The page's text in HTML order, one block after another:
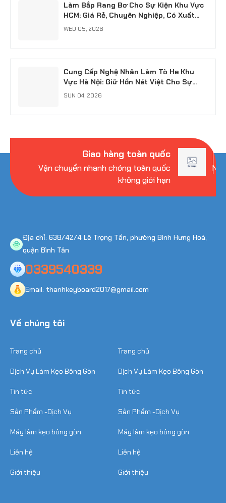
Làm Bắp Rang Bơ Cho Sự Kiện Khu Vực
HCM: Giá Rẻ, Chuyên Nghiệp, Có Xuất
VAT
WED 05, 2026
Cung Cấp Nghệ Nhân Làm Tò He Khu
Vực Hà Nội: Giữ Hồn Nét Việt Cho Sự
Kiện
SUN 04, 2026
Giao hàng toàn quốc
Vận chuyển nhanh chóng toàn quốc
không giới hạn
Địa chỉ: 638/42/4 Lê Trọng Tấn, phường Bình Hưng Hoà,
quận Bình Tân
0339540339
Email: thanhkeyboard2017@gmail.com
Về chúng tôi
Trang chủ
Dịch Vụ Làm Kẹo Bông Gòn
Tin tức
Sản Phẩm -Dịch Vụ
Máy làm kẹo bông gòn
Liên hệ
Giới thiệu
Trang chủ
Dịch Vụ Làm Kẹo Bông Gòn
Tin tức
Sản Phẩm -Dịch Vụ
Máy làm kẹo bông gòn
Liên hệ
Giới thiệu